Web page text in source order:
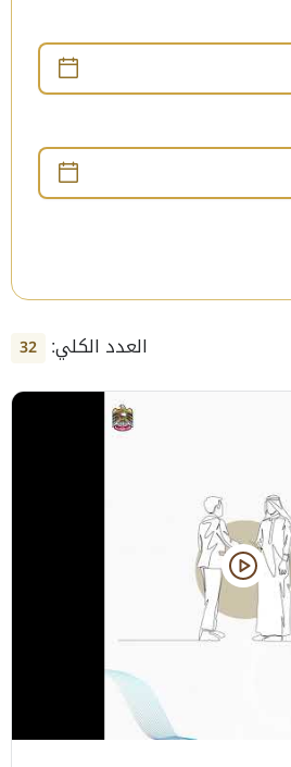
العدد الكلي: 32